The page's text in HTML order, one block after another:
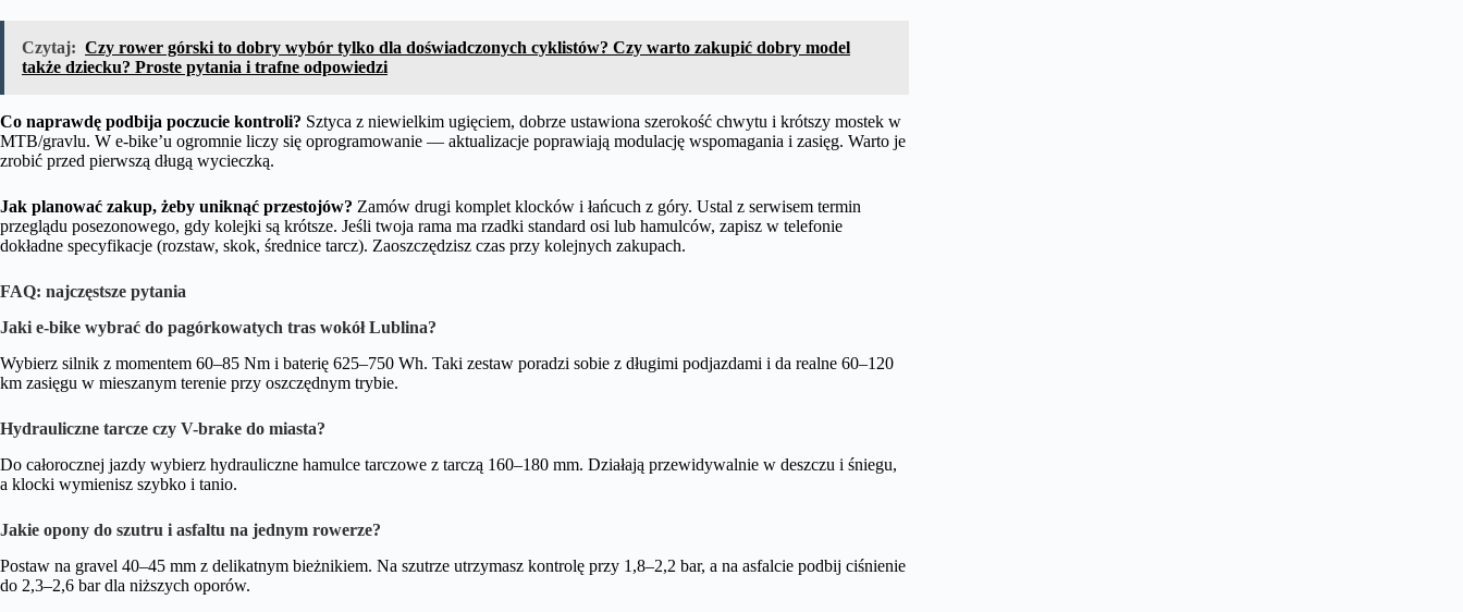
Czytaj: Czy rower górski to dobry wybór tylko dla doświadczonych cyklistów? Czy warto zakupić dobry model
także dziecku? Proste pytania i trafne odpowiedzi
Co naprawdę podbija poczucie kontroli? Sztyca z niewielkim ugięciem, dobrze ustawiona szerokość chwytu i krótszy mostek w
MTB/gravlu. W e-bike’u ogromnie liczy się oprogramowanie — aktualizacje poprawiają modulację wspomagania i zasięg. Warto je
zrobić przed pierwszą długą wycieczką.
Jak planować zakup, żeby uniknąć przestojów? Zamów drugi komplet klocków i łańcuch z góry. Ustal z serwisem termin
przeglądu posezonowego, gdy kolejki są krótsze. Jeśli twoja rama ma rzadki standard osi lub hamulców, zapisz w telefonie
dokładne specyfikacje (rozstaw, skok, średnice tarcz). Zaoszczędzisz czas przy kolejnych zakupach.
FAQ: najczęstsze pytania
Jaki e-bike wybrać do pagórkowatych tras wokół Lublina?
Wybierz silnik z momentem 60–85 Nm i baterię 625–750 Wh. Taki zestaw poradzi sobie z długimi podjazdami i da realne 60–120
km zasięgu w mieszanym terenie przy oszczędnym trybie.
Hydrauliczne tarcze czy V-brake do miasta?
Do całorocznej jazdy wybierz hydrauliczne hamulce tarczowe z tarczą 160–180 mm. Działają przewidywalnie w deszczu i śniegu,
a klocki wymienisz szybko i tanio.
Jakie opony do szutru i asfaltu na jednym rowerze?
Postaw na gravel 40–45 mm z delikatnym bieżnikiem. Na szutrze utrzymasz kontrolę przy 1,8–2,2 bar, a na asfalcie podbij ciśnienie
do 2,3–2,6 bar dla niższych oporów.